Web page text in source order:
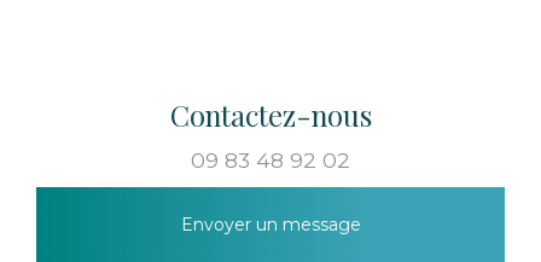
Contactez-nous
09 83 48 92 02
Envoyer un message